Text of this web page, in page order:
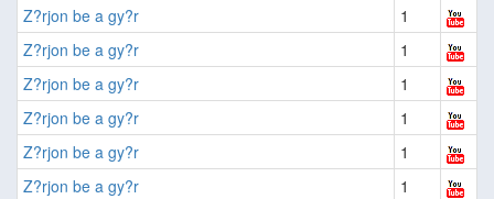
Z?rjon be a gy?r
1
Z?rjon be a gy?r
1
Z?rjon be a gy?r
1
Z?rjon be a gy?r
1
Z?rjon be a gy?r
1
Z?rjon be a gy?r
1